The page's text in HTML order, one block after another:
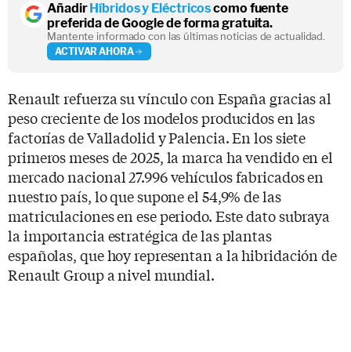
AñadirHíbridos y Eléctricoscomo fuente
preferida de Google de forma gratuita.
Mantente informado con las últimas noticias de actualidad.
ACTIVAR AHORA
Renault refuerza su vínculo con España gracias al
peso creciente de los modelos producidos en las
factorías de Valladolid y Palencia. En los siete
primeros meses de 2025, la marca ha vendido en el
mercado nacional 27.996 vehículos fabricados en
nuestro país, lo que supone el 54,9% de las
matriculaciones en ese periodo. Este dato subraya
la importancia estratégica de las plantas
españolas, que hoy representan a la hibridación de
Renault Group a nivel mundial.